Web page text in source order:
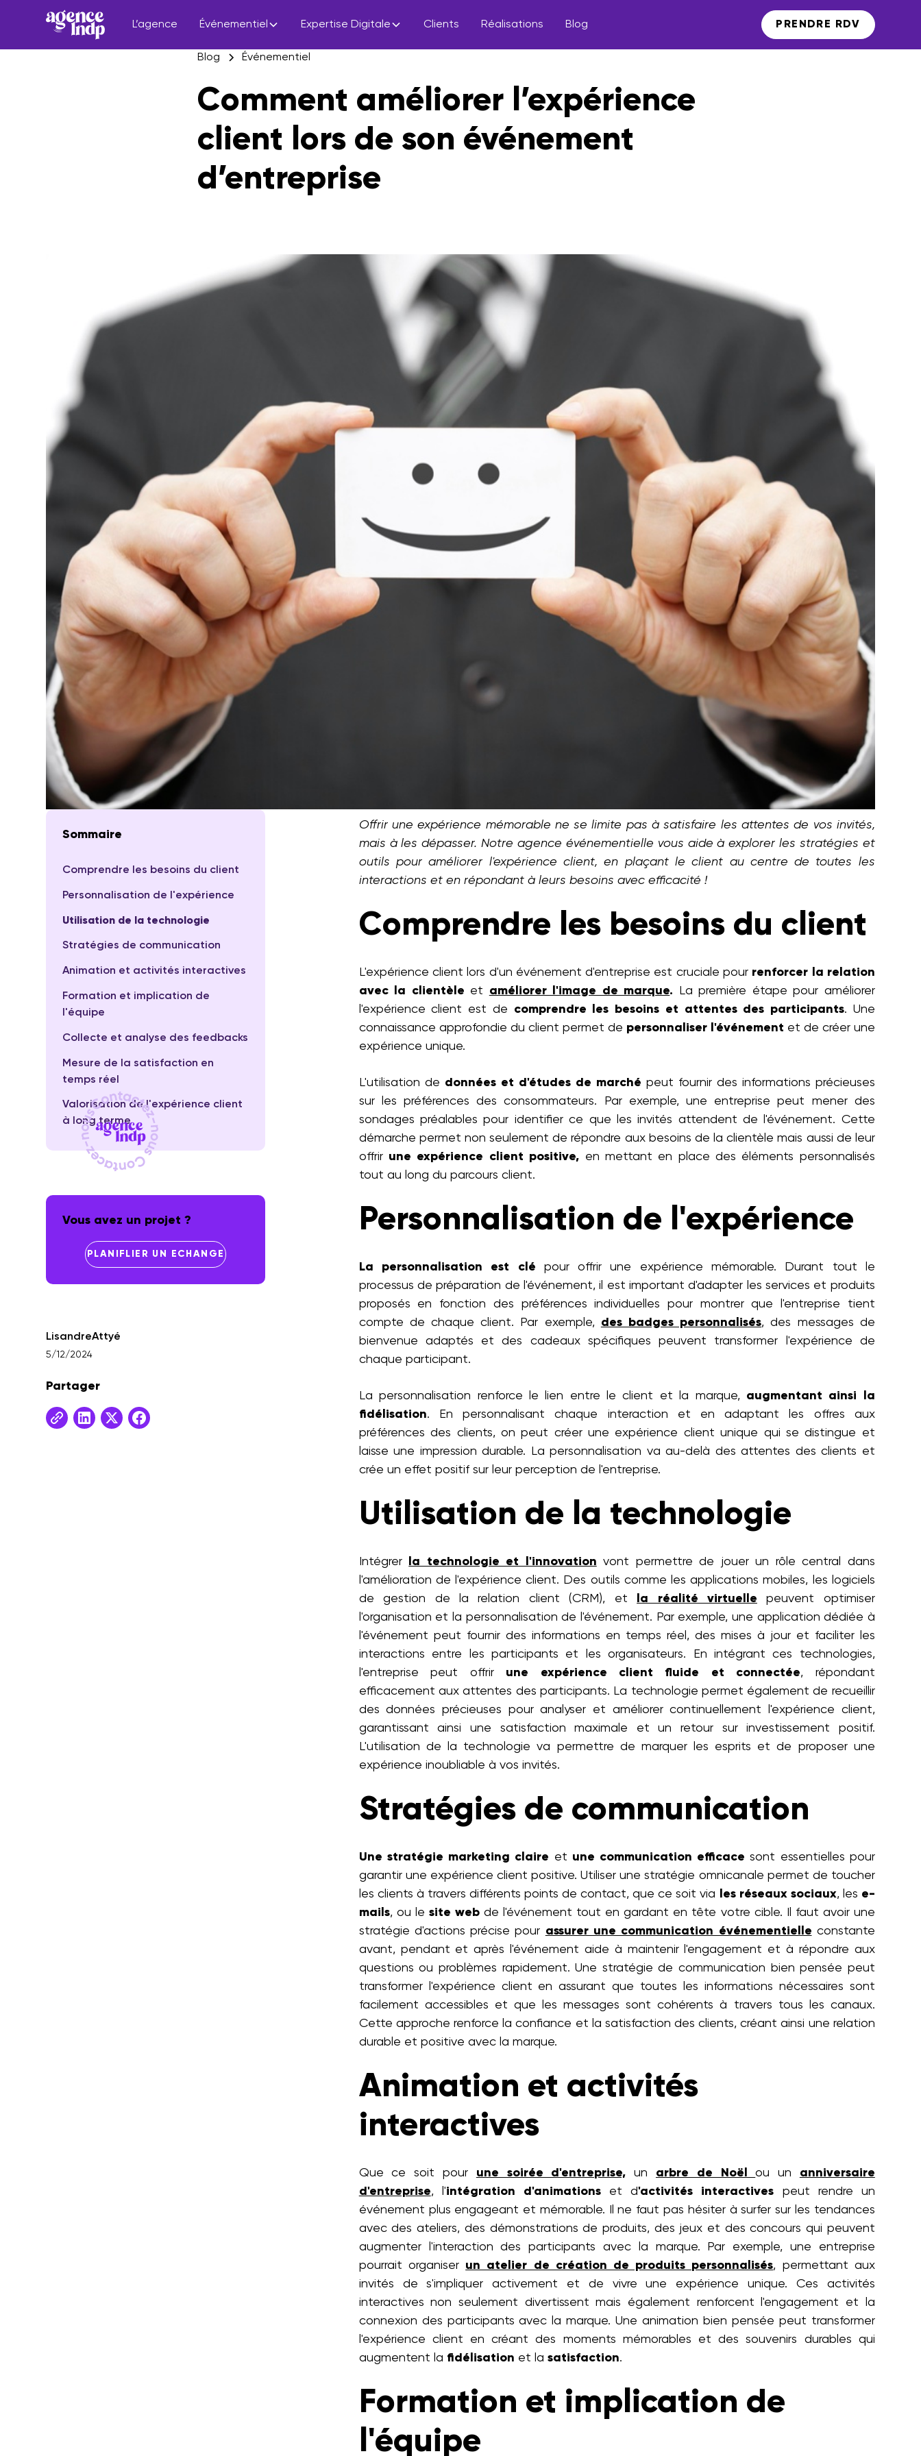
L’agence Événementiel Expertise Digitale Clients Réalisations Blog PRENDRE RDV
Blog Événementiel
Comment améliorer l’expérience
client lors de son événement
d’entreprise
Sommaire
Comprendre les besoins du client
Personnalisation de l'expérience
Utilisation de la technologie
Stratégies de communication
Animation et activités interactives
Formation et implication de
l'équipe
Collecte et analyse des feedbacks
Mesure de la satisfaction en
temps réel
Valorisation de l'expérience client
à long terme
Vous avez un projet ?
PLANIFLIER UN ECHANGE
LisandreAttyé
5/12/2024
Partager
Offrir une expérience mémorable ne se limite pas à satisfaire les attentes de vos invités,
mais à les dépasser. Notre agence événementielle vous aide à explorer les stratégies et
outils pour améliorer l'expérience client, en plaçant le client au centre de toutes les
interactions et en répondant à leurs besoins avec efficacité !
Comprendre les besoins du client
L'expérience client lors d'un événement d'entreprise est cruciale pour renforcer la relation
avec la clientèle et améliorer l'image de marque. La première étape pour améliorer
l'expérience client est de comprendre les besoins et attentes des participants. Une
connaissance approfondie du client permet de personnaliser l'événement et de créer une
expérience unique.
L'utilisation de données et d'études de marché peut fournir des informations précieuses
sur les préférences des consommateurs. Par exemple, une entreprise peut mener des
sondages préalables pour identifier ce que les invités attendent de l'événement. Cette
démarche permet non seulement de répondre aux besoins de la clientèle mais aussi de leur
offrir une expérience client positive, en mettant en place des éléments personnalisés
tout au long du parcours client.
Personnalisation de l'expérience
La personnalisation est clé pour offrir une expérience mémorable. Durant tout le
processus de préparation de l'événement, il est important d'adapter les services et produits
proposés en fonction des préférences individuelles pour montrer que l'entreprise tient
compte de chaque client. Par exemple, des badges personnalisés, des messages de
bienvenue adaptés et des cadeaux spécifiques peuvent transformer l'expérience de
chaque participant.
La personnalisation renforce le lien entre le client et la marque, augmentant ainsi la
fidélisation. En personnalisant chaque interaction et en adaptant les offres aux
préférences des clients, on peut créer une expérience client unique qui se distingue et
laisse une impression durable. La personnalisation va au-delà des attentes des clients et
crée un effet positif sur leur perception de l'entreprise.
Utilisation de la technologie
Intégrer la technologie et l'innovation vont permettre de jouer un rôle central dans
l'amélioration de l'expérience client. Des outils comme les applications mobiles, les logiciels
de gestion de la relation client (CRM), et
la réalité virtuelle peuvent optimiser
l'organisation et la personnalisation de l'événement. Par exemple, une application dédiée à
l'événement peut fournir des informations en temps réel, des mises à jour et faciliter les
interactions entre les participants et les organisateurs. En intégrant ces technologies,
l'entreprise peut offrir une expérience client fluide et connectée, répondant
efficacement aux attentes des participants. La technologie permet également de recueillir
des données précieuses pour analyser et améliorer continuellement l'expérience client,
garantissant ainsi une satisfaction maximale et un retour sur investissement positif.
L'utilisation de la technologie va permettre de marquer les esprits et de proposer une
expérience inoubliable à vos invités.
Stratégies de communication
Une stratégie marketing claire et une communication efficacesont essentielles pour
garantir une expérience client positive. Utiliser une stratégie omnicanale permet de toucher
les clients à travers différents points de contact, que ce soit via les réseaux sociaux, les e-
mails, ou le site web de l'événement tout en gardant en tête votre cible. Il faut avoir une
stratégie d'actions précise pour assurer une communication événementielle constante
avant, pendant et après l'événement aide à maintenir l'engagement et à répondre aux
questions ou problèmes rapidement. Une stratégie de communication bien pensée peut
transformer l'expérience client en assurant que toutes les informations nécessaires sont
facilement accessibles et que les messages sont cohérents à travers tous les canaux.
Cette approche renforce la confiance et la satisfaction des clients, créant ainsi une relation
durable et positive avec la marque.
Animation et activités
interactives
Que ce soit pour une soirée d'entreprise, un arbre de Noëlou un anniversaire
d'entreprise, l'intégration d'animations et d'activités interactives peut rendre un
événement plus engageant et mémorable. Il ne faut pas hésiter à surfer sur les tendances
avec des ateliers, des démonstrations de produits, des jeux et des concours qui peuvent
augmenter l'interaction des participants avec la marque. Par exemple, une entreprise
pourrait organiser un atelier de création de produits personnalisés, permettant aux
invités de s'impliquer activement et de vivre une expérience unique. Ces activités
interactives non seulement divertissent mais également renforcent l'engagement et la
connexion des participants avec la marque. Une animation bien pensée peut transformer
l'expérience client en créant des moments mémorables et des souvenirs durables qui
augmentent la fidélisation et la satisfaction.
Formation et implication de
l'équipe